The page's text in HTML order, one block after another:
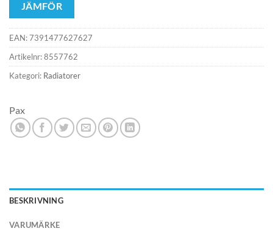
JÄMFÖR
EAN:7391477627627
Artikelnr:8557762
Kategori: Radiatorer
Pax
BESKRIVNING
VARUMÄRKE